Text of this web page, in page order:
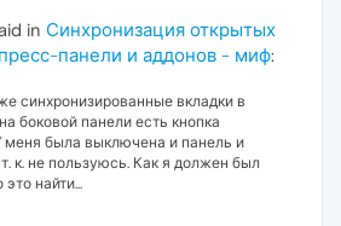
in Синхронизация открытых
панели и аддонов - миф:
синхронизированные вкладки в
боковой панели есть кнопка
меня была выключена и панель и
т. к. не пользуюсь. Как я должен был
найти...